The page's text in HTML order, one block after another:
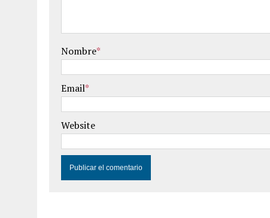
Nombre*
Email*
Website